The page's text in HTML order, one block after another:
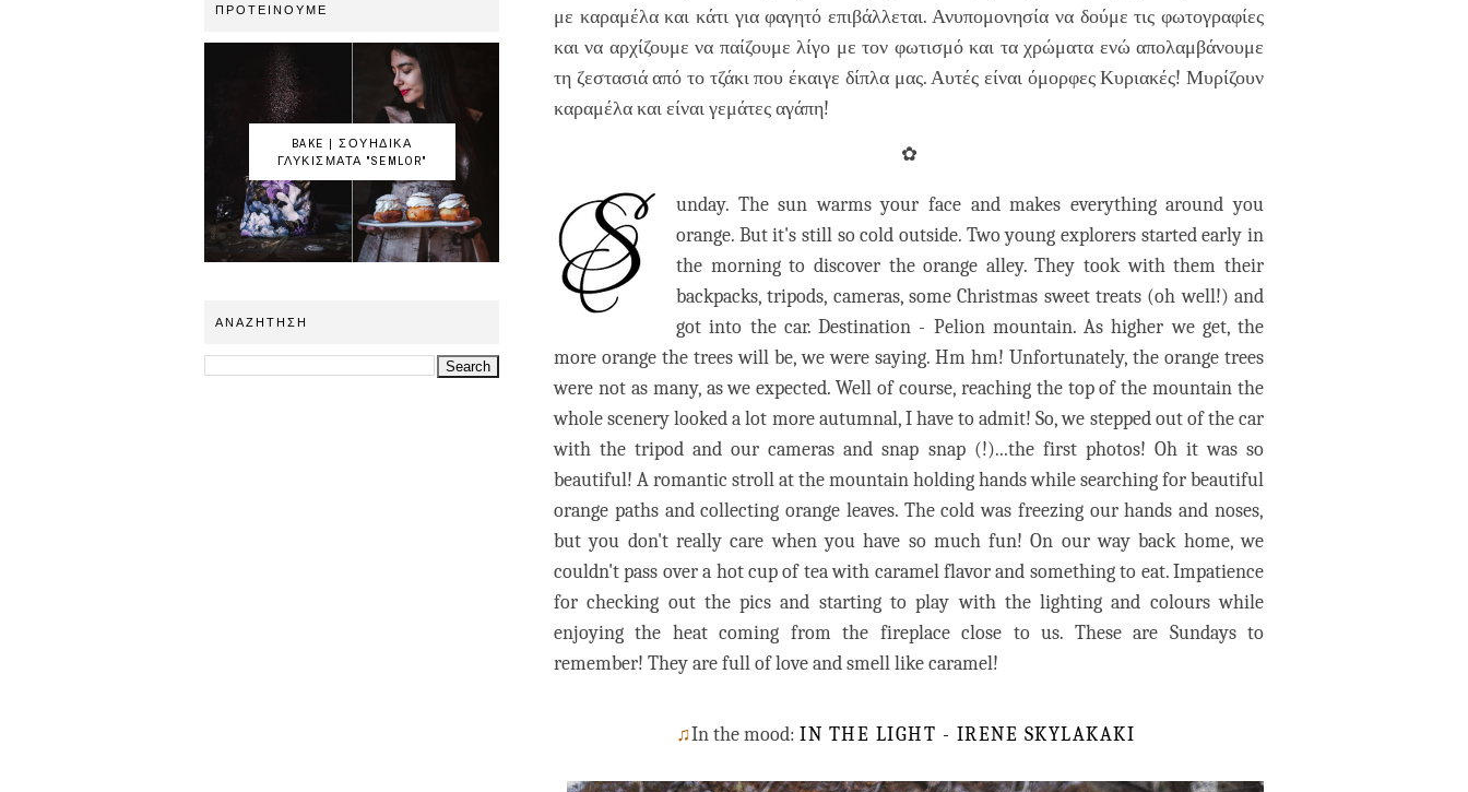
με καραμέλα και κάτι για φαγητό επιβάλλεται. Ανυπομονησία να δούμε τις φωτογραφίες
και να αρχίζουμε να παίζουμε λίγο με τον φωτισμό και τα χρώματα ενώ απολαμβάνουμε
τη ζεστασιά από το τζάκι που έκαιγε δίπλα μας. Αυτές είναι όμορφες Κυριακές! Μυρίζουν
καραμέλα και είναι γεμάτες αγάπη!
✿
unday. The sun warms your face and makes everything around you
orange. But it's still so cold outside. Two young explorers started early in
the morning to discover the orange alley. They took with them their
backpacks, tripods, cameras, some Christmas sweet treats (oh well!) and
got into the car. Destination - Pelion mountain. As higher we get, the
more orange the trees will be, we were saying. Hm hm! Unfortunately, the orange trees
were not as many, as we expected. Well of course, reaching the top of the mountain the
whole scenery looked a lot more autumnal, I have to admit! So, we stepped out of the car
with the tripod and our cameras and snap snap (!)...the first photos! Oh it was so
beautiful! A romantic stroll at the mountain holding hands while searching for beautiful
orange paths and collecting orange leaves. The cold was freezing our hands and noses,
but you don't really care when you have so much fun! On our way back home, we
couldn't pass over a hot cup of tea with caramel flavor and something to eat. Impatience
for checking out the pics and starting to play with the lighting and colours while
enjoying the heat coming from the fireplace close to us. These are Sundays to
remember! They are full of love and smell like caramel!
♫In the mood:IN THE LIGHT - IRENE SKYLAKAKI
ΠΡΟΤΕΙΝΟΥΜΕ
BAKE | ΣΟΥΗΔΙΚΑ
ΓΛΥΚΙΣΜΑΤΑ "SEMLOR"
ΑΝΑΖΗΤΗΣΗ